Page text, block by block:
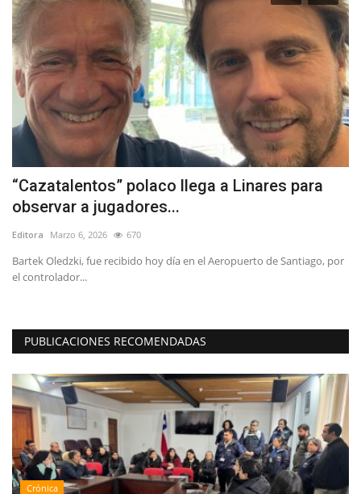
“Cazatalentos” polaco llega a Linares para
observar a jugadores...
Editora Marzo 6, 2026 670
Bartek Oledzki, fue recibido hoy día en el Aeropuerto de Santiago, por
el controlador...
PUBLICACIONES RECOMENDADAS
Crónica